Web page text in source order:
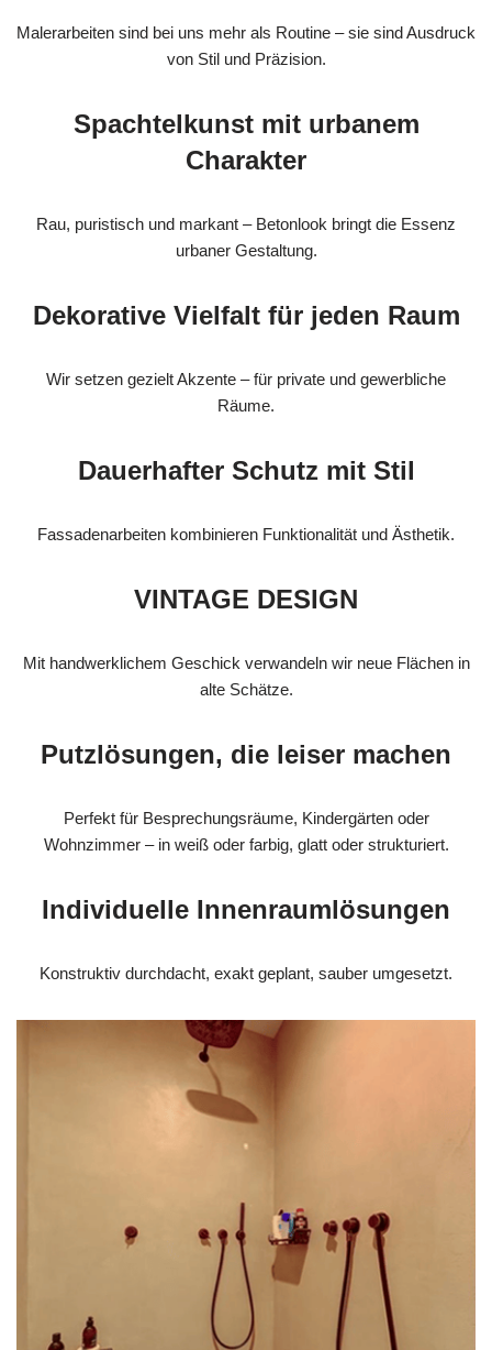
Malerarbeiten sind bei uns mehr als Routine – sie sind Ausdruck
von Stil und Präzision.
Spachtelkunst mit urbanem
Charakter
Rau, puristisch und markant – Betonlook bringt die Essenz
urbaner Gestaltung.
Dekorative Vielfalt für jeden Raum
Wir setzen gezielt Akzente – für private und gewerbliche
Räume.
Dauerhafter Schutz mit Stil
Fassadenarbeiten kombinieren Funktionalität und Ästhetik.
VINTAGE DESIGN
Mit handwerklichem Geschick verwandeln wir neue Flächen in
alte Schätze.
Putzlösungen, die leiser machen
Perfekt für Besprechungsräume, Kindergärten oder
Wohnzimmer – in weiß oder farbig, glatt oder strukturiert.
Individuelle Innenraumlösungen
Konstruktiv durchdacht, exakt geplant, sauber umgesetzt.